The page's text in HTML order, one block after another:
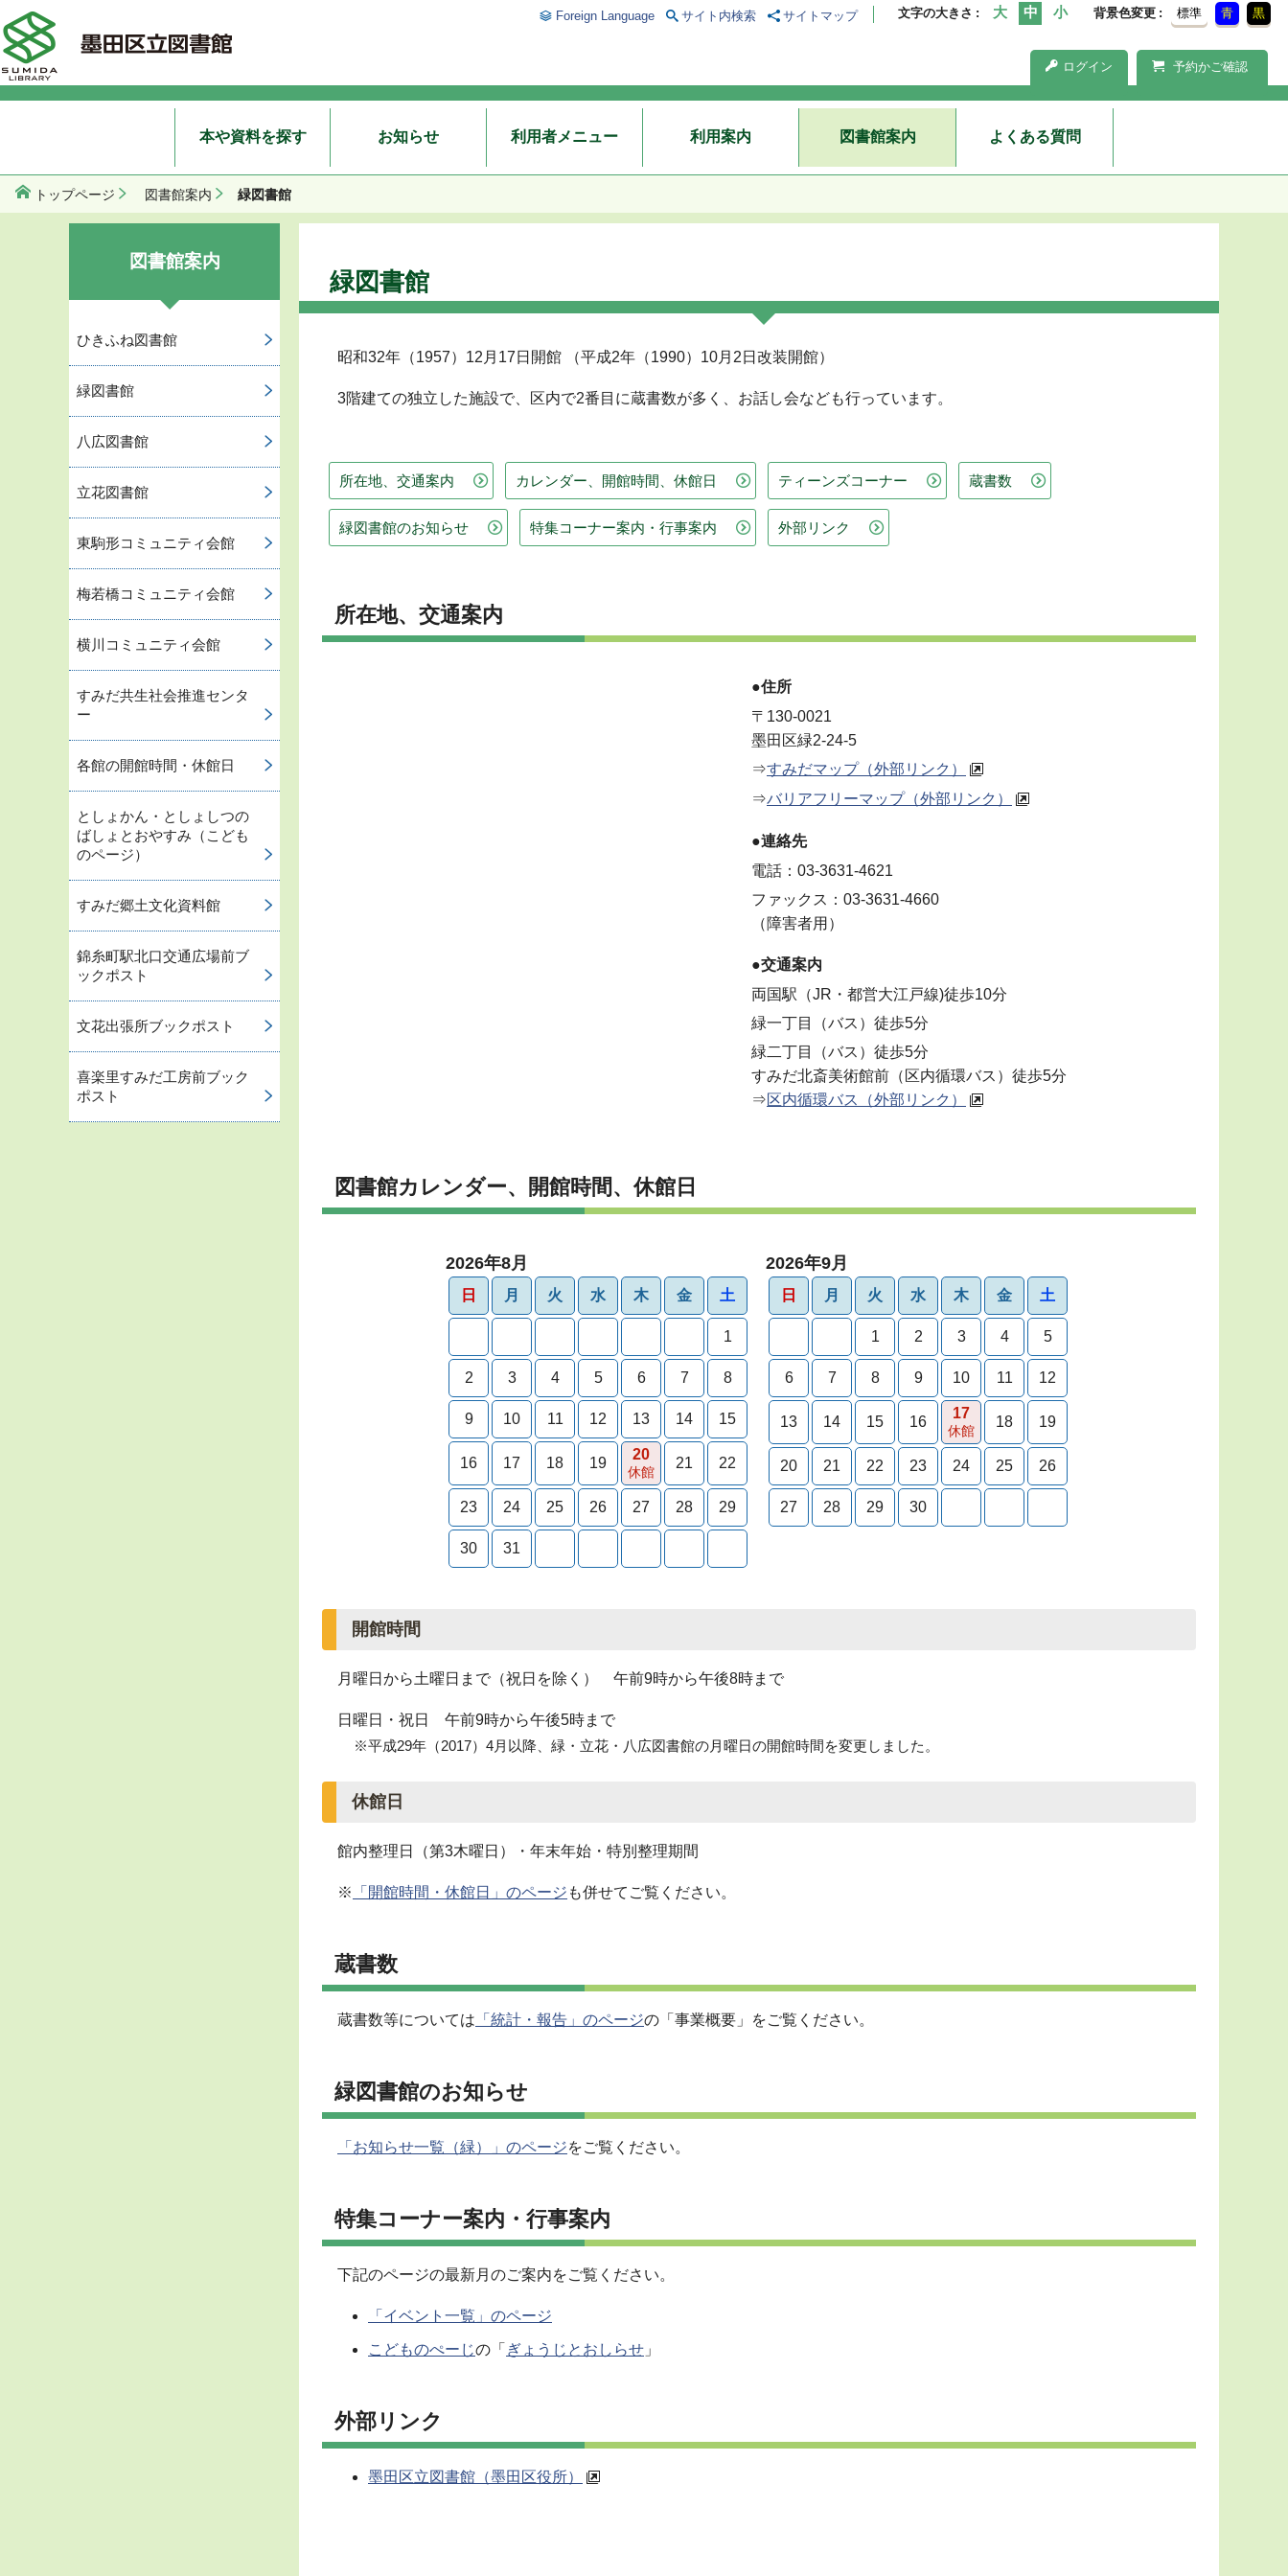
文字の大きさ 背景色変更 標準 青 黒
ログイン 予約かご確認
Foreign Language サイト内検索 サイトマップ
本や資料を探す お知らせ 利用者メニュー 利用案内 図書館案内 よくある質問
トップページ 図書館案内 緑図書館
緑図書館
昭和32年（1957）12月17日開館 （平成2年（1990）10月2日改装開館）
3階建ての独立した施設で、区内で2番目に蔵書数が多く、お話し会なども行っています。
所在地、交通案内 カレンダー、開館時間、休館日 ティーンズコーナー 蔵書数
緑図書館のお知らせ 特集コーナー案内・行事案内 外部リンク
所在地、交通案内
●住所
〒130-0021
墨田区緑2-24-5
⇒すみだマップ（外部リンク）
⇒バリアフリーマップ（外部リンク）
●連絡先
電話：03-3631-4621
ファックス：03-3631-4660
（障害者用）
●交通案内
両国駅（JR・都営大江戸線)徒歩10分
緑一丁目（バス）徒歩5分
緑二丁目（バス）徒歩5分
すみだ北斎美術館前（区内循環バス）徒歩5分
⇒区内循環バス（外部リンク）
図書館カレンダー、開館時間、休館日
2026年8月
日 月 火 水 木 金 土
1
2 3 4 5 6 7 8
9 10 11 12 13 14 15
16 17 18 19
20
休館
21 22
23 24 25 26 27 28 29
30 31
2026年9月
日 月 火 水 木 金 土
1 2 3 4 5
6 7 8 9 10 11 12
13 14 15 16
17
休館
18 19
20 21 22 23 24 25 26
27 28 29 30
開館時間
月曜日から土曜日まで（祝日を除く） 午前9時から午後8時まで
日曜日・祝日 午前9時から午後5時まで
※平成29年（2017）4月以降、緑・立花・八広図書館の月曜日の開館時間を変更しました。
休館日
館内整理日（第3木曜日）・年末年始・特別整理期間
※ 「開館時間・休館日」のページ も併せてご覧ください。
蔵書数
蔵書数等については 「統計・報告」のページの「事業概要」をご覧ください。
緑図書館のお知らせ
「お知らせ一覧（緑）」のページをご覧ください。
特集コーナー案内・行事案内
下記のページの最新月のご案内をご覧ください。
「イベント一覧」のページ
こどものぺーじの「 ぎょうじとおしらせ 」
外部リンク
墨田区立図書館（墨田区役所）
図書館案内
ひきふね図書館
緑図書館
八広図書館
立花図書館
東駒形コミュニティ会館
梅若橋コミュニティ会館
横川コミュニティ会館
すみだ共生社会推進センタ
ー
各館の開館時間・休館日
としょかん・としょしつの
ばしょとおやすみ（こども
のページ）
すみだ郷土文化資料館
錦糸町駅北口交通広場前ブ
ックポスト
文花出張所ブックポスト
喜楽里すみだ工房前ブック
ポスト